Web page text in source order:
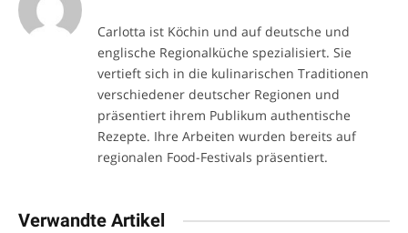
Carlotta ist Köchin und auf deutsche und
englische Regionalküche spezialisiert. Sie
vertieft sich in die kulinarischen Traditionen
verschiedener deutscher Regionen und
präsentiert ihrem Publikum authentische
Rezepte. Ihre Arbeiten wurden bereits auf
regionalen Food-Festivals präsentiert.
Verwandte Artikel